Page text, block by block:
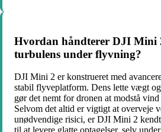
Hvordan håndterer DJI Mini
turbulens under flyvning?
DJI Mini 2 er konstrueret med
stabil flyveplatform. Dens lette vægt
gør det nemt for dronen at modstå
Selvom det altid er vigtigt at overveje
unødvendige risici, er DJI Mini 2